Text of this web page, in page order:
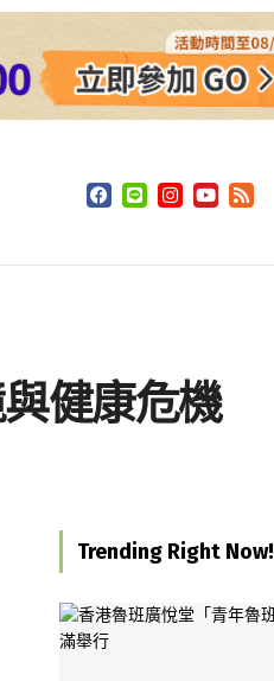
健康危機
Trending Right Now!